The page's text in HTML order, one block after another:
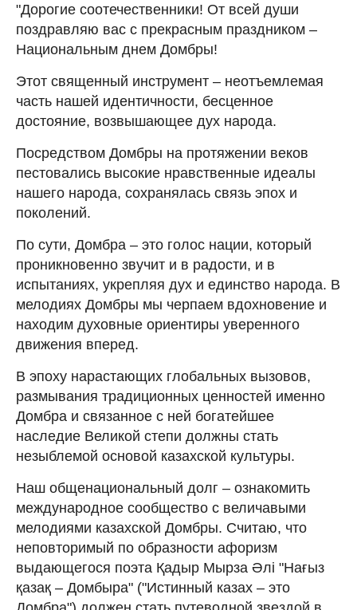
"Дорогие соотечественники! От всей души
поздравляю вас с прекрасным праздником –
Национальным днем Домбры!
Этот священный инструмент – неотъемлемая
часть нашей идентичности, бесценное
достояние, возвышающее дух народа.
Посредством Домбры на протяжении веков
пестовались высокие нравственные идеалы
нашего народа, сохранялась связь эпох и
поколений.
По сути, Домбра – это голос нации, который
проникновенно звучит и в радости, и в
испытаниях, укрепляя дух и единство народа. В
мелодиях Домбры мы черпаем вдохновение и
находим духовные ориентиры уверенного
движения вперед.
В эпоху нарастающих глобальных вызовов,
размывания традиционных ценностей именно
Домбра и связанное с ней богатейшее
наследие Великой степи должны стать
незыблемой основой казахской культуры.
Наш общенациональный долг – ознакомить
международное сообщество с величавыми
мелодиями казахской Домбры. Считаю, что
неповторимый по образности афоризм
выдающегося поэта Қадыр Мырза Әлі "Нағыз
қазақ – Домбыра" ("Истинный казах – это